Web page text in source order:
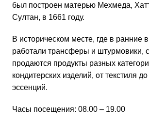
был построен матерью Мехмеда,
Султан, в 1661 году.
В историческом месте, где в ранние
работали трансферы и штурмовики,
продаются продукты разных
кондитерских изделий, от текстиля
эссенций.
Часы посещения: 08.00 – 19.00